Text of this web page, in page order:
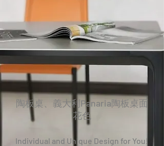
陶板桌、義大利Panaria陶板桌面
花色
Individual and Unique Design for You!